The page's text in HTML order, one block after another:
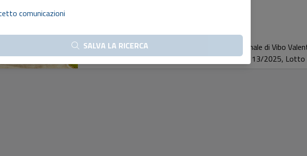
05/11/2026 - 16:30
Tribunale di Vibo
Vendita delegata professionista
Proc. 13/2025, Lotto
comunicazioni
SALVA LA RICERCA